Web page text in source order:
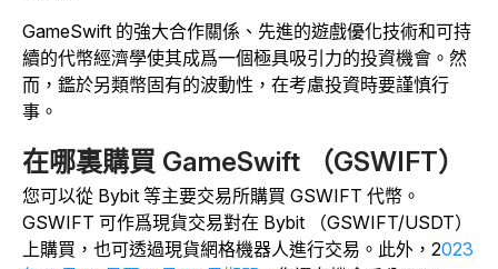
GameSwift 的強大合作關係、先進的遊戲優化技術和可持
續的代幣經濟學使其成爲一個極具吸引力的投資機會。然
而，鑑於另類幣固有的波動性，在考慮投資時要謹慎行
事。
在哪裏購買 GameSwift （GSWIFT）
您可以從 Bybit 等主要交易所購買 GSWIFT 代幣。
GSWIFT 可作爲現貨交易對在 Bybit （GSWIFT/USDT）
上購買，也可透過現貨網格機器人進行交易。 此外，2023